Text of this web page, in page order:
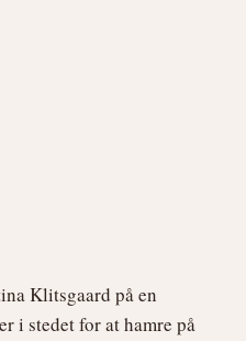
Klitsgaard på en
i stedet for at hamre på